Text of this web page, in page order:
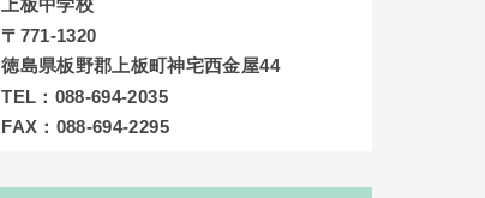
上板中学校
〒771-1320
徳島県板野郡上板町神宅西金屋44
TEL：088-694-2035
FAX：088-694-2295